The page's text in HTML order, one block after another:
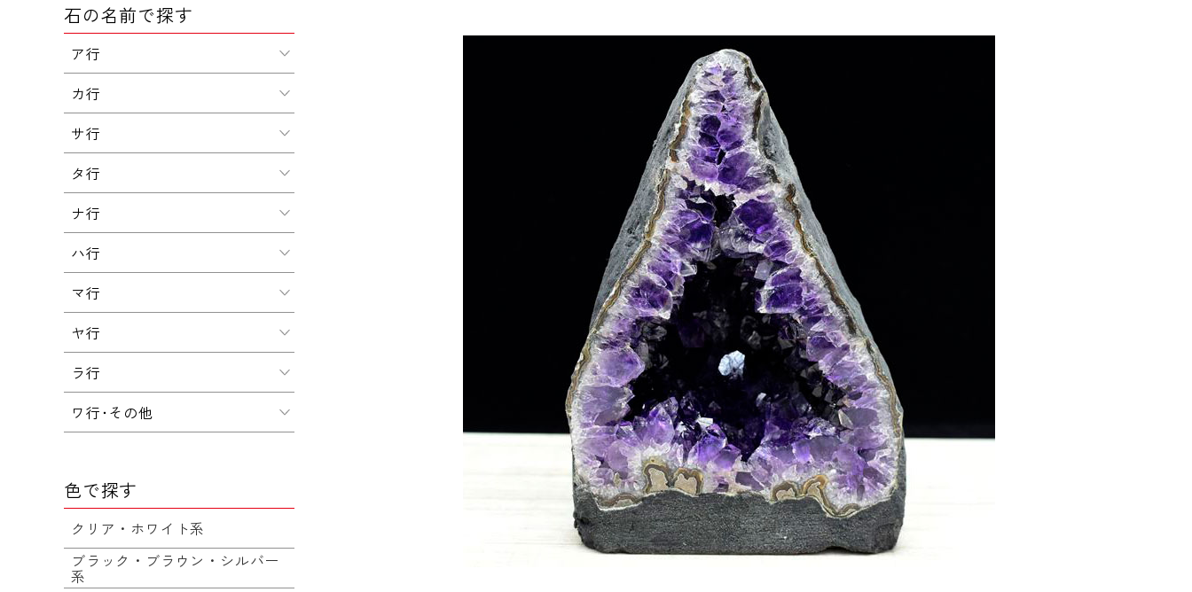
石の名前で探す
ア行
カ行
サ行
タ行
ナ行
ハ行
マ行
ヤ行
ラ行
ワ行･その他
色で探す
クリア・ホワイト系
ブラック・ブラウン・シルバー
系